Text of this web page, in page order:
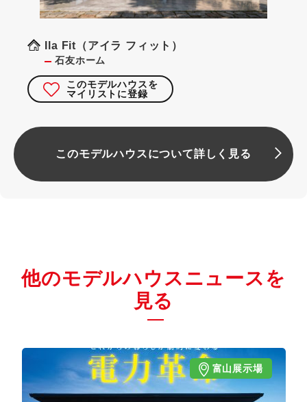
Ila Fit（アイラ フィット）
石友ホーム
このモデルハウスを
マイリストに登録
このモデルハウスについて詳しく見る
他のモデルハウスニュースを
見る
富山展示場